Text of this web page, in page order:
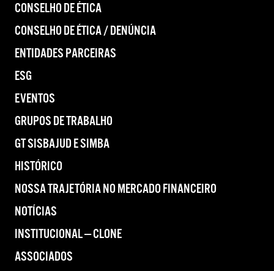
CONSELHO DE ÉTICA
CONSELHO DE ÉTICA / DENÚNCIA
ENTIDADES PARCEIRAS
ESG
EVENTOS
GRUPOS DE TRABALHO
GT SISBAJUD E SIMBA
HISTÓRICO
NOSSA TRAJETÓRIA NO MERCADO FINANCEIRO
NOTÍCIAS
INSTITUCIONAL — CLONE
ASSOCIADOS